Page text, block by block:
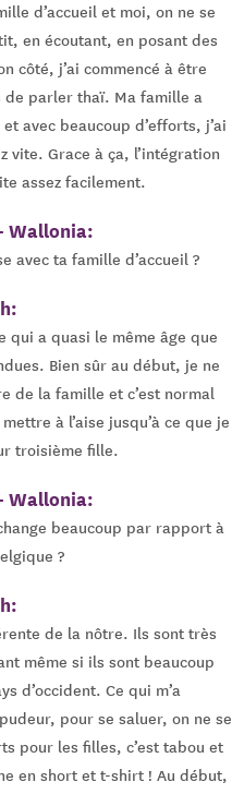
d’accueil et moi, on ne se
en écoutant, en posant des
côté, j’ai commencé à être
parler thaï. Ma famille a
avec beaucoup d’efforts, j’ai
vite. Grace à ça, l’intégration
assez facilement.
Wallonia:
avec ta famille d’accueil ?
qui a quasi le même âge que
Bien sûr au début, je ne
de la famille et c’est normal
à l’aise jusqu’à ce que je
troisième fille.
Wallonia:
beaucoup par rapport à
?
de la nôtre. Ils sont très
même si ils sont beaucoup
d’occident. Ce qui m’a
pour se saluer, on ne se
pour les filles, c’est tabou et
en short et t-shirt ! Au début,